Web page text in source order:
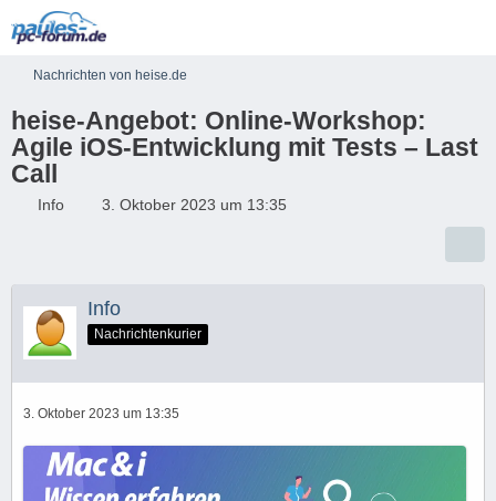
Nachrichten von heise.de
heise-Angebot: Online-Workshop:
Agile iOS-Entwicklung mit Tests – Last
Call
Info 3. Oktober 2023 um 13:35
Info
Nachrichtenkurier
3. Oktober 2023 um 13:35